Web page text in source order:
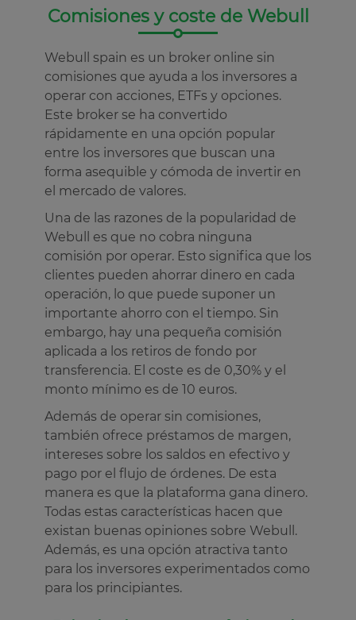
Comisiones y coste de Webull
Webull spain es un broker online sin
comisiones que ayuda a los inversores a
operar con acciones, ETFs y opciones.
Este broker se ha convertido
rápidamente en una opción popular
entre los inversores que buscan una
forma asequible y cómoda de invertir en
el mercado de valores.
Una de las razones de la popularidad de
Webull es que no cobra ninguna
comisión por operar. Esto significa que los
clientes pueden ahorrar dinero en cada
operación, lo que puede suponer un
importante ahorro con el tiempo. Sin
embargo, hay una pequeña comisión
aplicada a los retiros de fondo por
transferencia. El coste es de 0,30% y el
monto mínimo es de 10 euros.
Además de operar sin comisiones,
también ofrece préstamos de margen,
intereses sobre los saldos en efectivo y
pago por el flujo de órdenes. De esta
manera es que la plataforma gana dinero.
Todas estas características hacen que
existan buenas opiniones sobre Webull.
Además, es una opción atractiva tanto
para los inversores experimentados como
para los principiantes.